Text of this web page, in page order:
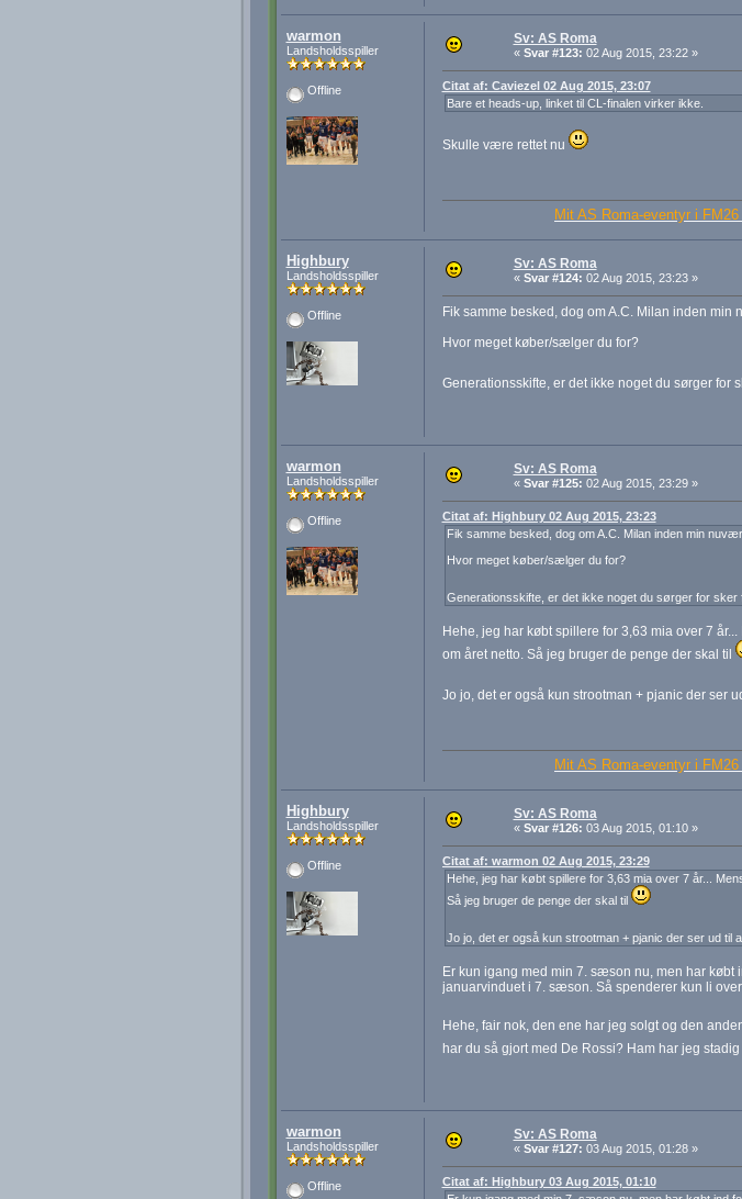
warmon
Landsholdsspiller
Offline
Sv: AS Roma
« Svar #123: 02 Aug 2015, 23:22 »
Citat af: Caviezel 02 Aug 2015, 23:07
Bare et heads-up, linket til CL-finalen virker ikke.
Skulle være rettet nu
Mit AS Roma-eventyr i
Highbury
Landsholdsspiller
Offline
Sv: AS Roma
« Svar #124: 02 Aug 2015, 23:23 »
Fik samme besked, dog om A.C. Milan inden min
Hvor meget køber/sælger du for?
Generationsskifte, er det ikke noget du sørger for
warmon
Landsholdsspiller
Offline
Sv: AS Roma
« Svar #125: 02 Aug 2015, 23:29 »
Citat af: Highbury 02 Aug 2015, 23:23
Fik samme besked, dog om A.C. Milan inden min
Hvor meget køber/sælger du for?
Generationsskifte, er det ikke noget du sørger for sker
Hehe, jeg har købt spillere for 3,63 mia over 7
om året netto. Så jeg bruger de penge der skal til
Jo jo, det er også kun strootman + pjanic der ser
Mit AS Roma-eventyr i
Highbury
Landsholdsspiller
Offline
Sv: AS Roma
« Svar #126: 03 Aug 2015, 01:10 »
Citat af: warmon 02 Aug 2015, 23:29
Hehe, jeg har købt spillere for 3,63 mia over 7 år...
Så jeg bruger de penge der skal til
Jo jo, det er også kun strootman + pjanic der ser ud til
Er kun igang med min 7. sæson nu, men har købt
januarvinduet i 7. sæson. Så spenderer kun li
Hehe, fair nok, den ene har jeg solgt og den
har du så gjort med De Rossi? Ham har jeg
warmon
Landsholdsspiller
Offline
Sv: AS Roma
« Svar #127: 03 Aug 2015, 01:28 »
Citat af: Highbury 03 Aug 2015, 01:10